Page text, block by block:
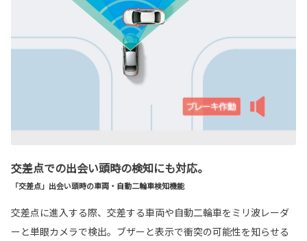
交差点での出会い頭時の検知にも対応。
「交差点」出会い頭時の車両・自動二輪車検知機能
交差点に進入する際、交差する車両や自動二輪車をミリ波レーダ
ーと単眼カメラで検出。ブザーと表示で衝突の可能性を知らせる